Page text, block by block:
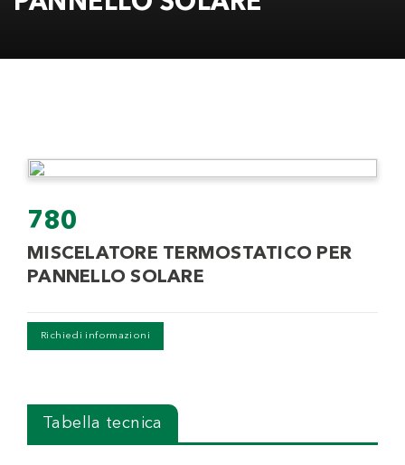
780
MISCELATORE TERMOSTATICO PER
PANNELLO SOLARE
Richiedi informazioni
Tabella tecnica